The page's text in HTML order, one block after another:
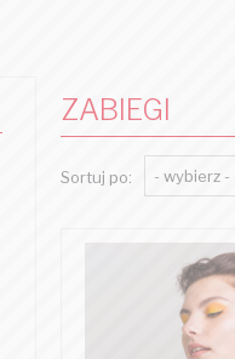
ZABIEGI
Sortuj po: